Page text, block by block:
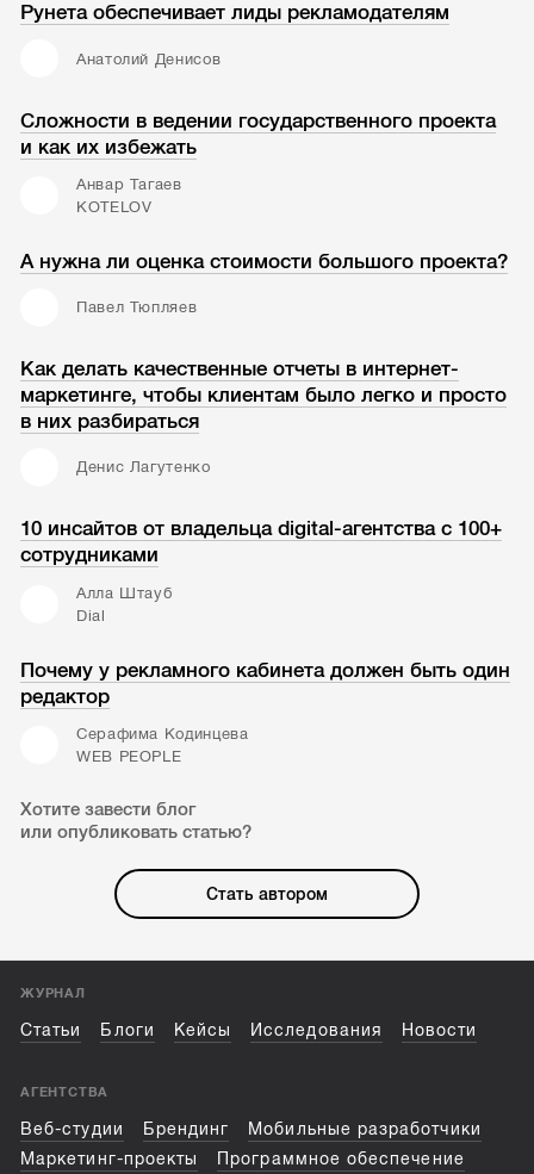
Рунета обеспечивает лиды рекламодателям
Анатолий Денисов
Сложности в ведении государственного проекта
и как их избежать
Анвар Тагаев
KOTELOV
А нужна ли оценка стоимости большого проекта?
Павел Тюпляев
Как делать качественные отчеты в интернет-
маркетинге, чтобы клиентам было легко и просто
в них разбираться
Денис Лагутенко
10 инсайтов от владельца digital-агентства с 100+
сотрудниками
Алла Штауб
Dial
Почему у рекламного кабинета должен быть один
редактор
Серафима Кодинцева
WEB PEOPLE
Хотите завести блог
или опубликовать статью?
Стать автором
ЖУРНАЛ
Статьи Блоги Кейсы Исследования Новости
АГЕНТСТВА
Веб-студии Брендинг
Мобильные разработчики
Маркетинг-проекты
Программное обеспечение